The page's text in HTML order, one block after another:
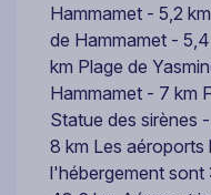
Hammamet - 5,2
de Hammamet -
km Plage de
Hammamet - 7 km
Statue des sirènes
8 km Les aéroports
l'hébergement